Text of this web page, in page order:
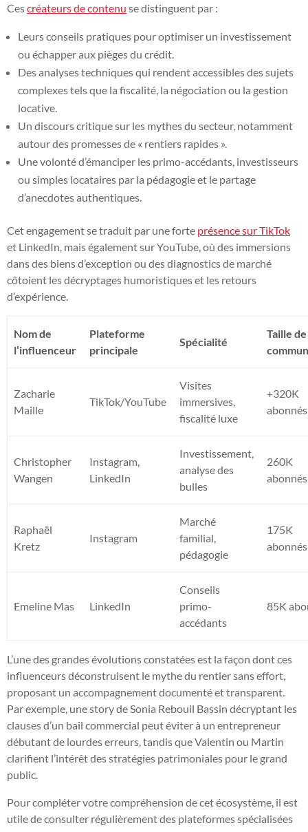
Cescréateurs de contenu se distinguent par :
Leurs conseils pratiques pour optimiser un investissement
ou échapper aux pièges du crédit.
Des analyses techniques qui rendent accessibles des sujets
complexes tels que la fiscalité, la négociation ou la gestion
locative.
Un discours critique sur les mythes du secteur, notamment
autour des promesses de « rentiers rapides ».
Une volonté d’émanciper les primo-accédants, investisseurs
ou simples locataires par la pédagogie et le partage
d’anecdotes authentiques.
Cet engagement se traduit par une forte présence sur TikTok
et LinkedIn, mais également sur YouTube, où des immersions
dans des biens d’exception ou des diagnostics de marché
côtoient les décryptages humoristiques et les retours
d’expérience.
Nom de
l’influenceur
Plateforme
principale
Spécialité
Taille
Zacharie
Maille
TikTok/YouTube
Visites
immersives,
fiscalité luxe
+320K
abonnés
Christopher
Wangen
Instagram,
LinkedIn
Investissement,
analyse des
bulles
260K
abonnés
Raphaël
Kretz
Instagram
Marché
familial,
pédagogie
175K
abonnés
Emeline Mas LinkedIn
Conseils
primo-
accédants
85K
L’une des grandes évolutions constatées est la façon dont ces
influenceurs déconstruisent le mythe du rentier sans effort,
proposant un accompagnement documenté et transparent.
Par exemple, une story de Sonia Rebouil Bassin décryptant les
clauses d’un bail commercial peut éviter à un entrepreneur
débutant de lourdes erreurs, tandis que Valentin ou Martin
clarifient l’intérêt des stratégies patrimoniales pour le grand
public.
Pour compléter votre compréhension de cet écosystème, il est
utile de consulter régulièrement des plateformes spécialisées